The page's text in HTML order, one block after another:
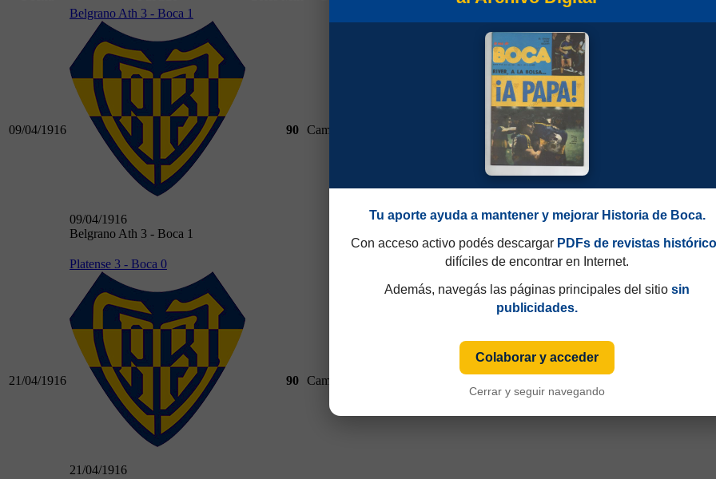
09/04/1916
Belgrano Ath 3 - Boca 1
09/04/1916
Belgrano Ath 3 - Boca 1
90 Campeonato 1916
21/04/1916
Platense 3 - Boca 0
21/04/1916
90 Campeonato 1916
Tu aporte ayuda a mantener y mejorar Historia de Boca.
Con acceso activo podés descargar PDFs de revistas
difíciles de encontrar en Internet.
Además, navegás las páginas principales del sitio sin
publicidades.
Colaborar y acceder
Cerrar y seguir navegando